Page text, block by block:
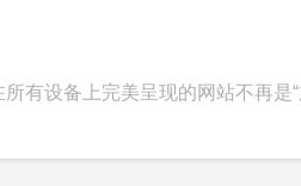
有设备上完美呈现的网站不再是